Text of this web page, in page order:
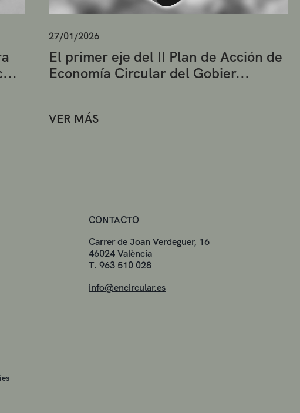
27/01/2026
El primer eje del II Plan de Acción de
Economía Circular del Gobier...
VER MÁS
CONTACTO
Carrer de Joan Verdeguer, 16
46024 València
T. 963 510 028
info@encircular.es